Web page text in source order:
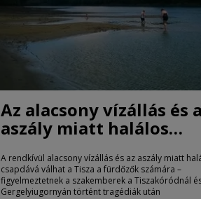
Az alacsony vízállás és
aszály miatt halálos
csapdává válhat a Tisza
A rendkívül alacsony vízállás és az aszály miatt
csapdává válhat a Tisza a fürdőzők számára –
figyelmeztetnek a szakemberek a Tiszakóródnál
Gergelyiugornyán történt tragédiák után